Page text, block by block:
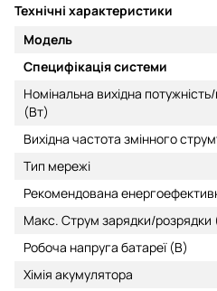
Технічні характеристики
Модель
Специфікація системи
Номінальна вихідна
(Вт)
Вихідна частота змінного
Тип мережі
Рекомендована
Макс. Струм зарядки/розрядки
Робоча напруга батареї (В)
Хімія акумулятора